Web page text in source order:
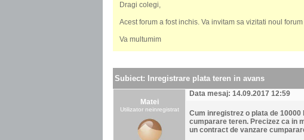
Dragi colegi,
Acest forum a fost inchis. Va invitam sa vizitati noul
Va multumim
Subiect: Inregistrare plata teren in avans
Matei
Utilizator neinregistrat
Data mesaj: 14.09.2017 12:59
Cum inregistrez o plata de
cumparare teren. Precizez ca in
un contract de vanzare